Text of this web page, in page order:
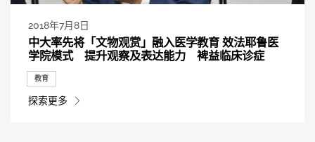
2018年7月8日
中大率先将「文物观赏」融入医学教育 效法耶鲁医
学院模式 提升观察及表达能力 裨益临床诊症
教育
探索更多